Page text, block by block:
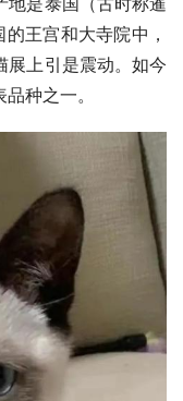
王宫和大寺院中，
展上引是震动。如今
种之一。